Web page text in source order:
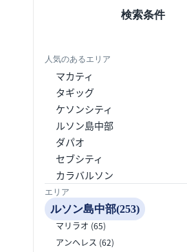
検索条件
人気のあるエリア
マカティ
タギッグ
ケソンシティ
ルソン島中部
ダパオ
セブシティ
カラバルソン
エリア
ルソン島中部(253)
マリラオ (65)
アンヘレス (62)